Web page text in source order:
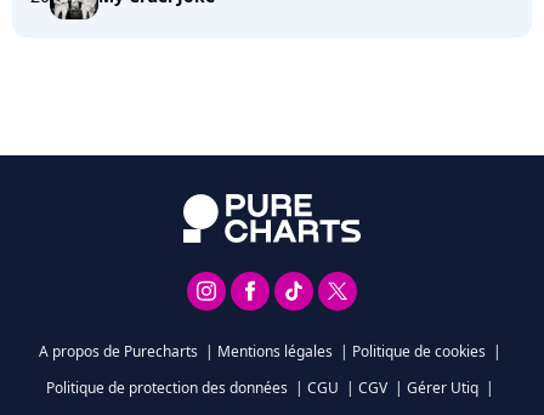
A propos de Purecharts | Mentions légales | Politique de cookies |
Politique de protection des données | CGU | CGV | Gérer Utiq |